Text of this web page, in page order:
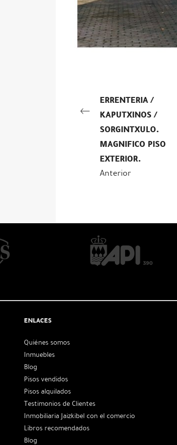
ERRENTERIA /
KAPUTXINOS /
SORGINTXULO.
MAGNIFICO PISO
EXTERIOR.
Anterior
ENLACES
Quiénes somos
Inmuebles
Blog
Pisos vendidos
Pisos alquilados
Testimonios de Clientes
Inmobiliaria Jaizkibel con el comercio
Libros recomendados
Blog